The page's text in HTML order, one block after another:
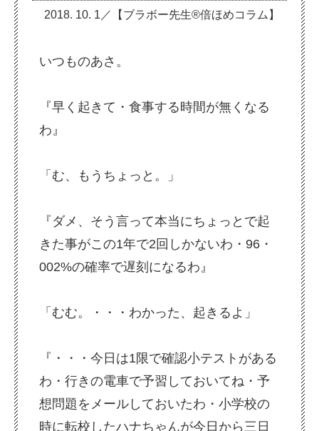
2018. 10. 1／【ブラボー先生®倍ほめコラム】
いつものあさ。
『早く起きて・食事する時間が無くなる
わ』
「む、もうちょっと。」
『ダメ、そう言って本当にちょっとで起
きた事がこの1年で2回しかないわ・96・
002%の確率で遅刻になるわ』
「むむ。・・・わかった、起きるよ」
『・・・今日は1限で確認小テストがある
わ・行きの電車で予習しておいてね・予
想問題をメールしておいたわ・小学校の
時に転校したハナちゃんが今日から三日